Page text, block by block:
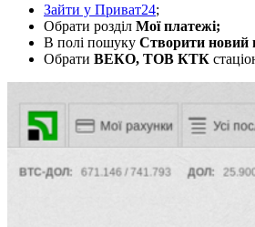
Зайти у Приват24;
Обрати розділ Мої платежі;
В полі пошуку Створити новий
Обрати ВЕКО, ТОВ КТК